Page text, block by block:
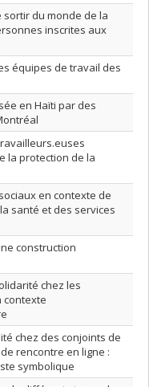
du monde de la
inscrites aux
équipes de travail des
en Haïti par des
la protection de la
en contexte de
santé et des services
construction
chez les
contexte
chez des conjoints de
rencontre en ligne :
symbolique